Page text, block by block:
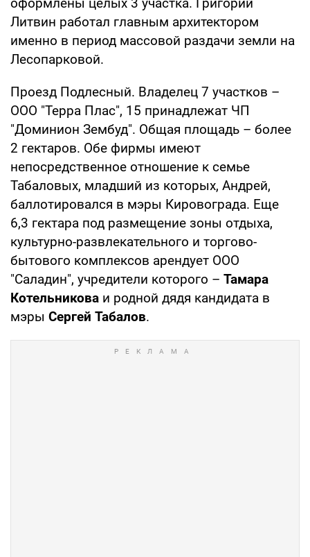
Литвин работал главным архитектором
именно в период массовой раздачи земли на
Лесопарковой.
Проезд Подлесный. Владелец 7 участков –
ООО "Терра Плас", 15 принадлежат ЧП
"Доминион Зембуд". Общая площадь – более
2 гектаров. Обе фирмы имеют
непосредственное отношение к семье
Табаловых, младший из которых, Андрей,
баллотировался в мэры Кировограда. Еще
6,3 гектара под размещение зоны отдыха,
культурно-развлекательного и торгово-
бытового комплексов арендует ООО
"Саладин", учредители которого – Тамара
Котельникова и родной дядя кандидата в
мэры Сергей Табалов.